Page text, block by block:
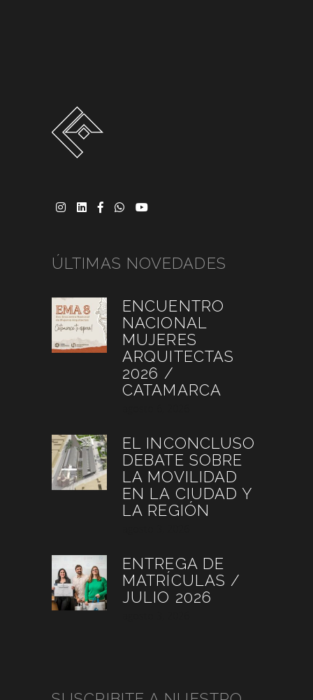
ÚLTIMAS NOVEDADES
ENCUENTRO
NACIONAL
MUJERES
ARQUITECTAS
2026 /
CATAMARCA
EL INCONCLUSO
DEBATE SOBRE
LA MOVILIDAD
EN LA CIUDAD Y
LA REGIÓN
ENTREGA DE
MATRÍCULAS /
JULIO 2026